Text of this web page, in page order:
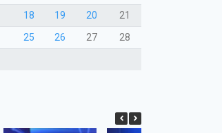
18 19 20
21
25 26 27
28